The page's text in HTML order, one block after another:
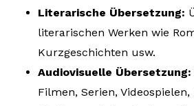
Literarische Übersetzung:
literarischen Werken wie
Kurzgeschichten usw.
Audiovisuelle Übersetzung:
Filmen, Serien,